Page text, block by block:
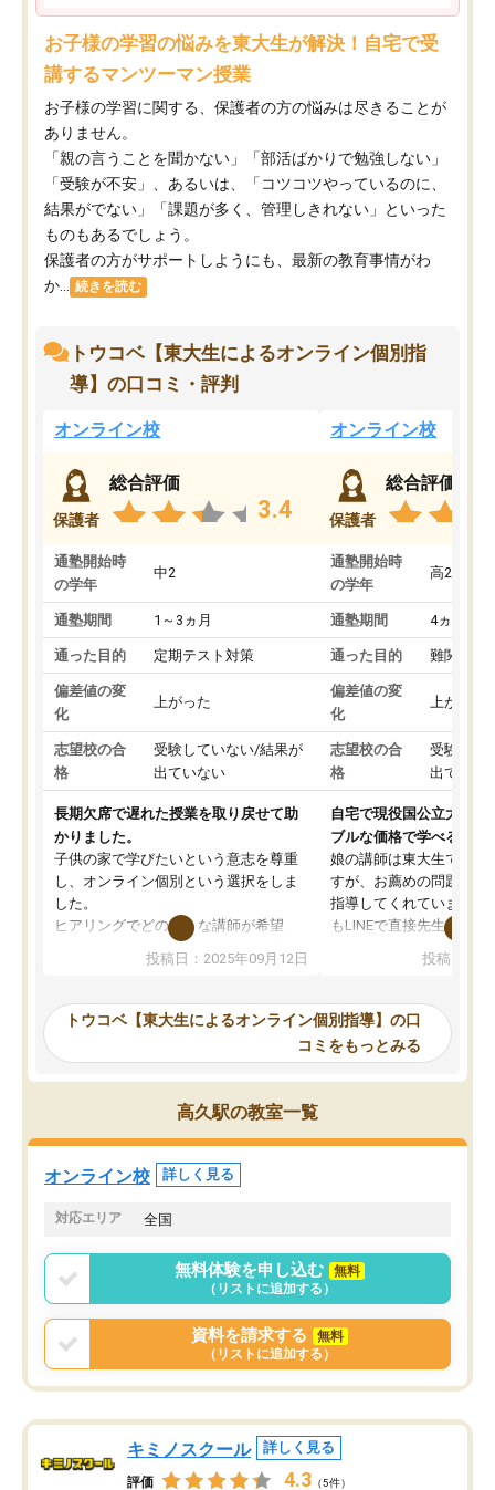
お子様の学習の悩みを東大生が解決！自宅で受
講するマンツーマン授業
お子様の学習に関する、保護者の方の悩みは尽きることが
ありません。
「親の言うことを聞かない」「部活ばかりで勉強しない」
「受験が不安」、あるいは、「コツコツやっているのに、
結果がでない」「課題が多く、管理しきれない」といった
ものもあるでしょう。
保護者の方がサポートしようにも、最新の教育事情がわ
か...
続きを読む
トウコベ【東大生によるオンライン個別指
導】の口コミ・評判
オンライン校
保護者
総合評価
3.4
通塾開始時
の学年
中2
通塾期間 1～3ヵ月
通った目的 定期テスト対策
偏差値の変
化
上がった
志望校の合
格
受験していない/結果が
出ていない
長期欠席で遅れた授業を取り戻せて助
かりました。
子供の家で学びたいという意志を尊重
し、オンライン個別という選択をしま
した。
ヒアリングでどのような講師が希望
か、オプションは付帯するかなど選ぶ
事が出来ました。
ーティングを行い、その講師で良いか
見てから講師を決定する事ができま
す。
うちの子は、初回面談の講師の方で決
オンラインツールを使用した単語帳の
共有があり宿題もそちらで出される形
でした。
言う事で講師変更の申し出があり、あ
まりに短期での変更だった為、塾に通
う事にして退会しました。遅れも取り
戻せ、授業内容や講師の方は良かった
と思います。
投稿日：2025年09月12日
オンライン校
保護者
総合評価
通塾開始時
の学年
高2
通塾期間 4ヵ月～1
通った目的 難関私立
偏差値の変
化
上がった
志望校の合
格
受験して
出ていな
自宅で現役国公立大学生
ブルな価格で学べる
娘の講師は東大生では無
すが、お薦めの問題集や
指導してくれています。
もLINEで直接先生に質問
めれるので、個人に合
いなのがあり(有料)、受
ことをどんなスケジュー
くか相談したのですが、
ち期待したものではなく
くなってきたようなので
投稿日：
トウコベ【東大生によるオンライン個別指導】の口
コミをもっとみる
高久駅の教室一覧
オンライン校 詳しく見る
対応エリア 全国
無料体験を申し込む
無料
（リストに追加する）
資料を請求する
無料
（リストに追加する）
キミノスクール 詳しく見る
評価 4.3 （5件）